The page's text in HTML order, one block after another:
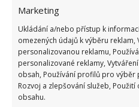
Marketing
Ukládání a/nebo přístup k
omezených údajů k výběru
personalizovanou reklamu,
personalizované reklamy,
obsah, Používání profilů pro výběr
Rozvoj a zlepšování služeb,
obsahu.
ŽHAVÉ NOVINKY